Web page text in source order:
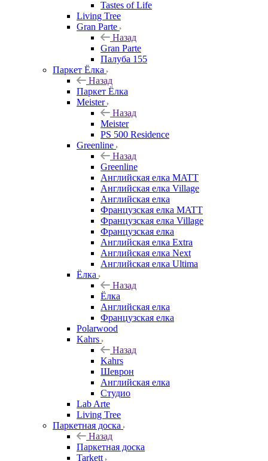
Tastes of Life
Living Tree
Gran Parte
Назад
Gran Parte
Палуба 155
Паркет Ёлка
Назад
Паркет Ёлка
Meister
Назад
Meister
PS 500 Residence
Greenline
Назад
Greenline
Английская елка MATT
Английская елка Village
Английская елка
Французская елка MATT
Французская елка Village
Французская елка
Английская елка Extra
Английская елка Next
Английская елка Ultima
Ёлка
Назад
Ёлка
Английская елка
Французская елка
Polarwood
Kahrs
Назад
Kahrs
Шеврон
Английская елка
Студио
Lab Arte
Living Tree
Паркетная доска
Назад
Паркетная доска
Tarkett